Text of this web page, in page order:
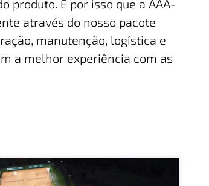
produto. É por isso que a AAA-
através do nosso pacote
manutenção, logística e
a melhor experiência com as